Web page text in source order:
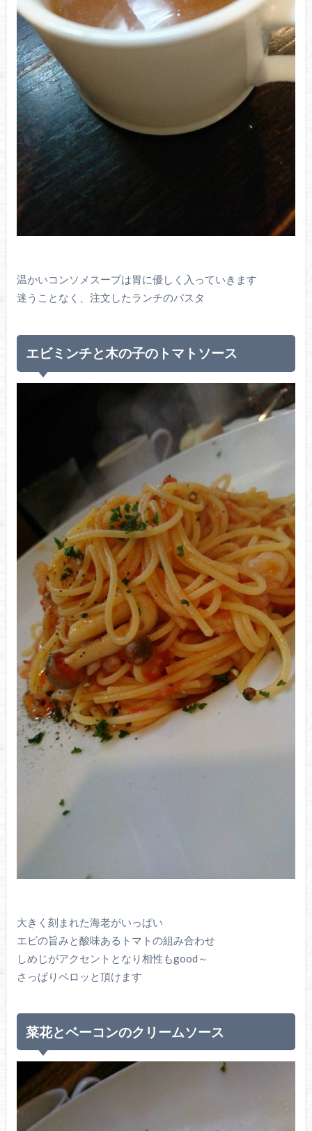
温かいコンソメスープは胃に優しく入っていきます
迷うことなく、注文したランチのパスタ
エビミンチと木の子のトマトソース
大きく刻まれた海老がいっぱい
エビの旨みと酸味あるトマトの組み合わせ
しめじがアクセントとなり相性もgood～
さっぱりペロッと頂けます
菜花とベーコンのクリームソース